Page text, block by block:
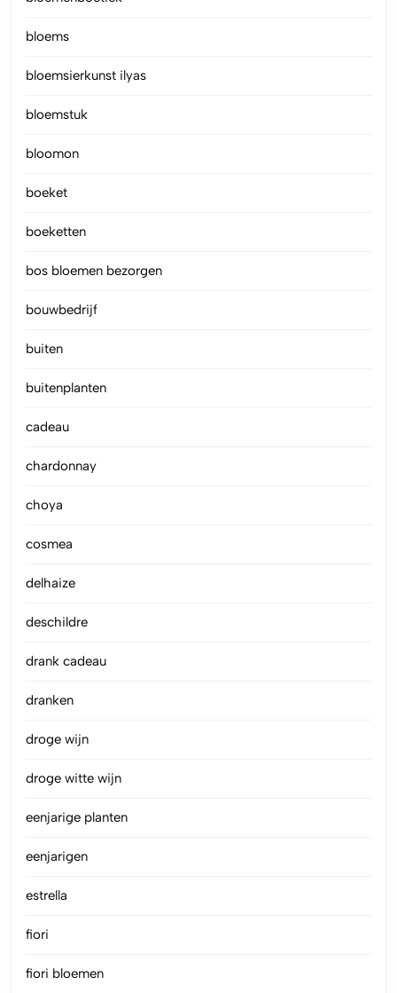
bloems
bloemsierkunst ilyas
bloemstuk
bloomon
boeket
boeketten
bos bloemen bezorgen
bouwbedrijf
buiten
buitenplanten
cadeau
chardonnay
choya
cosmea
delhaize
deschildre
drank cadeau
dranken
droge wijn
droge witte wijn
eenjarige planten
eenjarigen
estrella
fiori
fiori bloemen